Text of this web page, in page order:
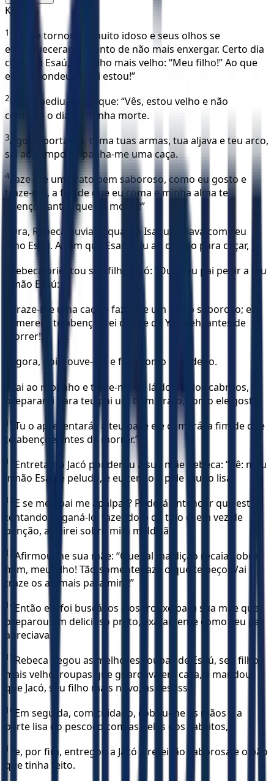
KJA
1Isaque tornou-se muito idoso e seus olhos se
enfraqueceram a ponto de não mais enxergar. Certo dia
chamou Esaú, seu filho mais velho: “Meu filho!” Ao que
ele respondeu: “Aqui estou!”
2
Então pediu-lhe Isaque: “Vês, estou velho e não
conheço o dia de minha morte.
3Agora, portanto, toma tuas armas, tua aljava e teu arco,
sai ao campo e apanha-me uma caça.
4 Faze-me um prato bem saboroso, como eu gosto e
traze-mo, a fim de que eu coma e minha alma te
abençoe antes que eu morra!”
Ora, Rebeca ouvia enquanto Isaque falava com seu
filho Esaú. Assim que Esaú saiu ao campo para caçar,
Rebeca orientou seu filho Jacó: “Ouvi teu pai pedir a teu
irmão Esaú:
‘Traze-me uma caça e faze-me um prato saboroso; eu
comerei e te abençoarei diante de Yahweh, antes de
morrer!’
Agora, pois, ouve-me e faze como te ordeno.
Vai ao rebanho e traze-me de lá dois belos cabritos, e
prepararei para teu pai um bom prato, como ele gosta.
10 Tu o apresentarás a teu pai e ele comerá, a fim de que
te abençoe antes de morrer.”
11
Entretanto Jacó ponderou à sua mãe Rebeca: “Vê: meu
irmão Esaú é peludo, e eu tenho a pele muito lisa.
12 E se meu pai me apalpar? Poderá entender que estou
tentando enganá-lo, fazendo-o de tolo e, em vez de
bênção, atrairei sobre mim maldição.
13 Afirmou-lhe sua mãe: “Que tal maldição recaia sobre
mim, meu filho! Tão-somente faze o que te peço: Vai e
traze os animais para mim!”
14 Então ele foi buscá-los e os trouxe para sua mãe que
preparou um delicioso prato, exatamente como seu pai
apreciava.
15 Rebeca pegou as melhores roupas de Esaú, seu filho
mais velho, roupas que guardava em casa, e mandou
que Jacó, seu filho mais novo, as vestisse.
16 Em seguida, com cuidado, cobriu-lhe as mãos e a
parte lisa do pescoço com as peles dos cabritos,
17 e, por fim, entregou a Jacó a refeição saborosa e o pão
que tinha feito.